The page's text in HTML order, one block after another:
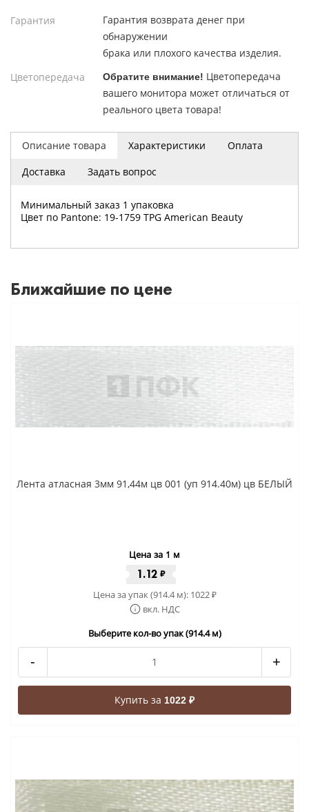
Описание товара Характеристики
Оплата
Доставка
Задать вопрос
Минимальный заказ 1 упаковка
Цвет по Pantone: 19-1759 TPG American Beauty
Гарантия
Гарантия возврата денег при
обнаружении
брака или плохого качества изделия.
Цветопередача
Обратите внимание! Цветопередача
вашего монитора может отличаться от
реального цвета товара!
Ближайшие по цене
Лента атласная 3мм 91,44м цв 001 (уп 914.40м) цв БЕЛЫЙ
Цена за 1 м
1.12 ₽
Цена за упак (914.4 м): 1022₽
вкл. НДС
Выберите кол-во упак (914.4 м)
- +
Купить за 1022 ₽